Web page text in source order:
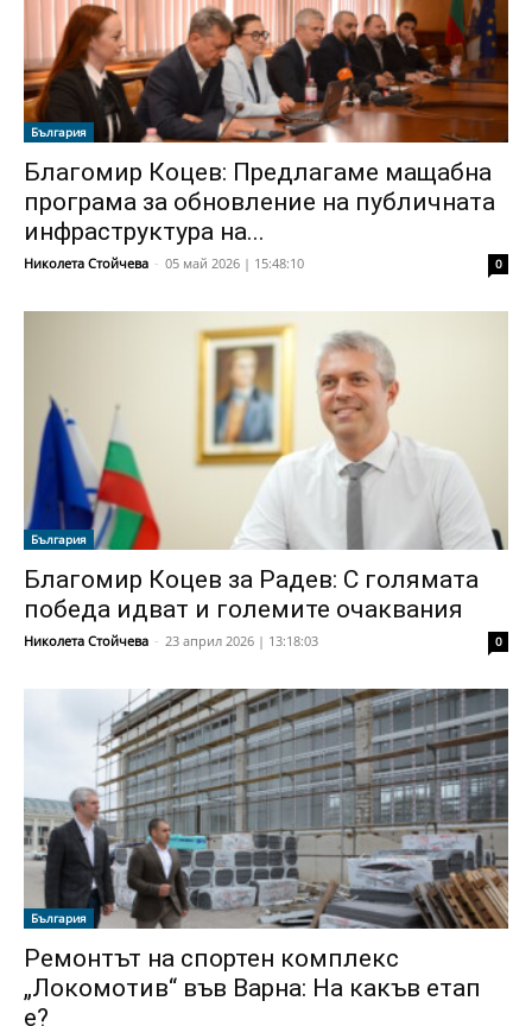
България
Благомир Коцев: Предлагаме мащабна
програма за обновление на публичната
инфраструктура на...
Николета Стойчева - 05 май 2026 | 15:48:10 0
България
Благомир Коцев за Радев: С голямата
победа идват и големите очаквания
Николета Стойчева - 23 април 2026 | 13:18:03 0
България
Ремонтът на спортен комплекс
„Локомотив“ във Варна: На какъв етап
е?